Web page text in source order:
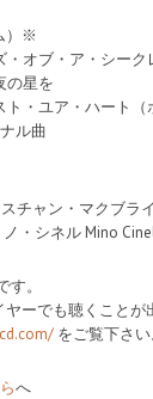
）※
・オブ・ア・シーク
の星を
・ユア・ハート（
ル曲
チャン・マクブラ
・シネル Mino
。
ーでも聴くことが
をご覧下さい
へ